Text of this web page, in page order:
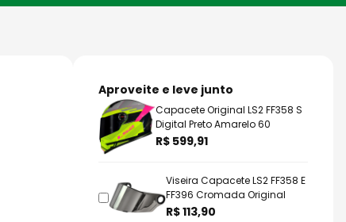
Aproveite e leve junto
Capacete Original LS2 FF358 S
Digital Preto Amarelo 60
R$ 599,91
Viseira Capacete LS2 FF358 E
FF396 Cromada Original
R$ 113,90